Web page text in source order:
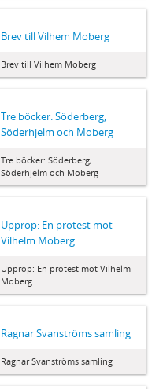
Brev till Vilhem Moberg
Brev till Vilhem Moberg
Tre böcker: Söderberg,
Söderhjelm och Moberg
Tre böcker: Söderberg,
Söderhjelm och Moberg
Upprop: En protest mot
Vilhelm Moberg
Upprop: En protest mot Vilhelm
Moberg
Ragnar Svanströms samling
Ragnar Svanströms samling